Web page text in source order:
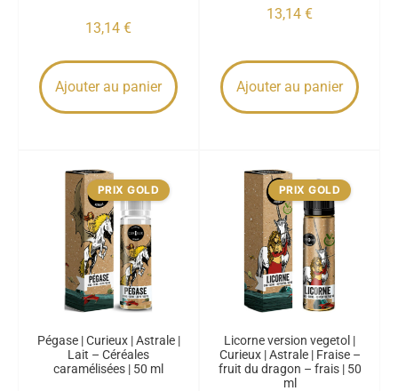
13,14 €
Ajouter au panier
13,14 €
Ajouter au panier
PRIX GOLD
Pégase | Curieux | Astrale |
Lait – Céréales
caramélisées | 50 ml
PRIX GOLD
Licorne version vegetol |
Curieux | Astrale | Fraise –
fruit du dragon – frais | 50
ml